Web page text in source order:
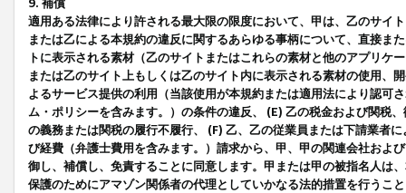
9. 補償
適用ある法律により許される最大限の限度において、甲は、乙のサイ
または乙による本規約の違反に関するあらゆる事柄について、直接ま
トに表示される素材（乙のサイトまたはこれらの素材と他のアプリ
または乙のサイト上もしくは乙のサイト内に表示される素材の使用、
よるサービス提供の利用（当該使用が本規約または適用法により認可
ム・ポリシーを含みます。）の条件の違反、 (E) 乙の税金および関税
の義務または関税の履行不履行、 (F) 乙、乙の従業員または下請業者
び経費（弁護士費用を含みます。）請求から、甲、甲の関連会社およ
御し、補償し、免責することに同意します。甲または甲の被指名人は
保護のためにアマゾン関係者の代理としていかなる法的措置を行うこ